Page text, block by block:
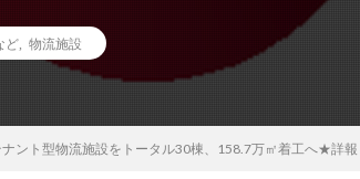
ど 物流施設
ント型物流施設をトータル30棟、158.7万㎡着工へ★詳報